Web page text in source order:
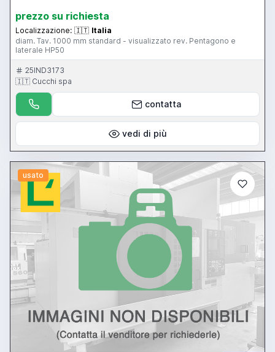
prezzo su richiesta
Localizzazione: 🇮🇹 Italia
diam. Tav. 1000 mm standard - visualizzato rev. Pentagono e
laterale HP50
25IND3173
🇮🇹 Cucchi spa
contatta
vedi di più
usato